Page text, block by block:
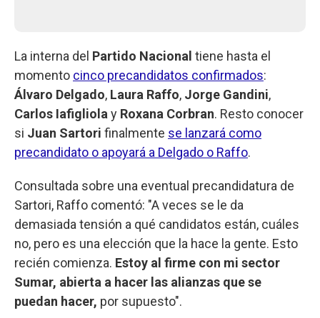
La interna del Partido Nacional tiene hasta el
momento cinco precandidatos confirmados:
Álvaro Delgado, Laura Raffo, Jorge Gandini,
Carlos Iafigliola y Roxana Corbran. Resto conocer
si Juan Sartori finalmente se lanzará como
precandidato o apoyará a Delgado o Raffo.
Consultada sobre una eventual precandidatura de
Sartori, Raffo comentó: "A veces se le da
demasiada tensión a qué candidatos están, cuáles
no, pero es una elección que la hace la gente. Esto
recién comienza. Estoy al firme con mi sector
Sumar, abierta a hacer las alianzas que se
puedan hacer, por supuesto".